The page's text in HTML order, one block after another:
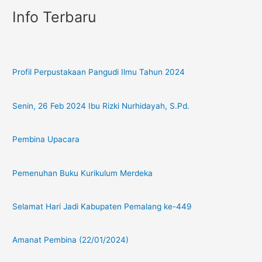
Info Terbaru
Profil Perpustakaan Pangudi Ilmu Tahun 2024
Senin, 26 Feb 2024 Ibu Rizki Nurhidayah, S.Pd.
Pembina Upacara
Pemenuhan Buku Kurikulum Merdeka
Selamat Hari Jadi Kabupaten Pemalang ke-449
Amanat Pembina (22/01/2024)